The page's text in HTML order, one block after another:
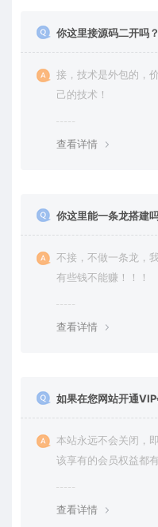
你这里接源码二开吗？
接，技术是外包的，
己的技术！
查看详情
你这里能一条龙搭建
不接，不做一条龙，
有些钱不能赚！！！
查看详情
如果在您网站开通
本站永远不会关闭，
该享有的会员权益都
查看详情